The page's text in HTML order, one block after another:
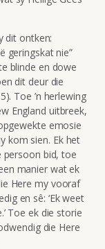
dit ontken:
geringskat nie”
blinde en dowe
dit deur die
Toe ’n herlewing
England uitbreek,
emosie
kom sien. Ek het
persoon bid, toe
manier wat ek
Here my vooraf
en sê: ‘Ek weet
Toe ek die storie
die Here